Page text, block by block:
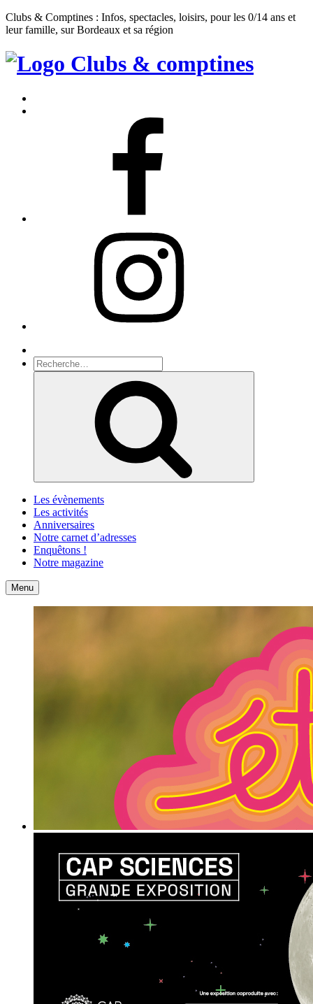
Clubs & Comptines : Infos, spectacles, loisirs, pour les 0/14 ans et
leur famille, sur Bordeaux et sa région
Clubs
Comptines
Recherche
pour
Les évènements
Les activités
Anniversaires
Notre carnet d’adresses
Enquêtons !
Notre magazine
Accueil
Menu Contact